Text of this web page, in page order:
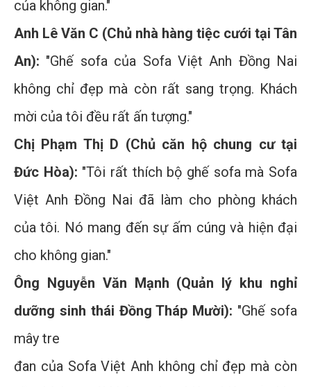
của không gian."
Anh Lê Văn C (Chủ nhà hàng tiệc cưới tại Tân
An): "Ghế sofa của Sofa Việt Anh Đồng Nai
không chỉ đẹp mà còn rất sang trọng. Khách
mời của tôi đều rất ấn tượng."
Chị Phạm Thị D (Chủ căn hộ chung cư tại
Đức Hòa): "Tôi rất thích bộ ghế sofa mà Sofa
Việt Anh Đồng Nai đã làm cho phòng khách
của tôi. Nó mang đến sự ấm cúng và hiện đại
cho không gian."
Ông Nguyễn Văn Mạnh (Quản lý khu nghỉ
dưỡng sinh thái Đồng Tháp Mười): "Ghế sofa
mây tre
đan của Sofa Việt Anh không chỉ đẹp mà còn